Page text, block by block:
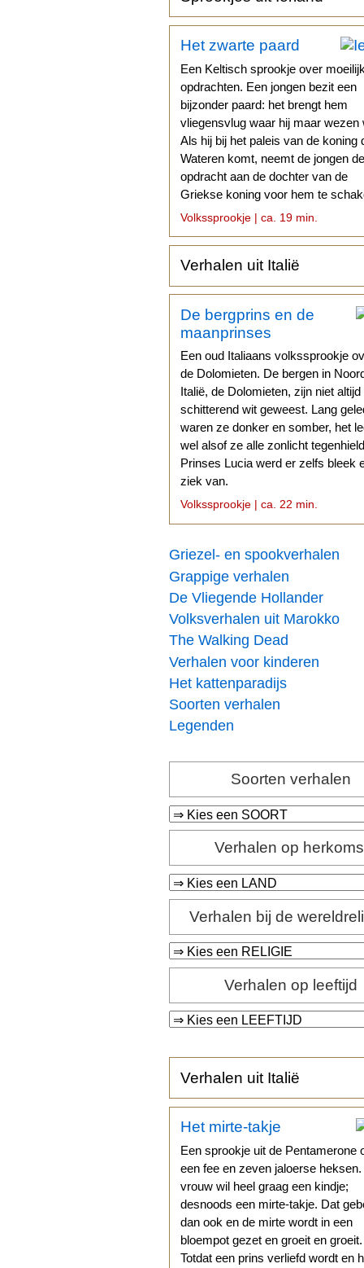
Het zwarte paard
Een Keltisch sprookje over
opdrachten. Een jongen bezit een
bijzonder paard: het brengt hem
vliegensvlug waar hij maar wezen
Als hij bij het paleis van de koning
Wateren komt, neemt de jongen de
opdracht aan de dochter van de
Griekse koning voor hem te
Volkssprookje | ca. 19 min.
Verhalen uit Italië
De bergprins en de
maanprinses
Een oud Italiaans volkssprookje
de Dolomieten. De bergen in
Italië, de Dolomieten, zijn niet altijd
schitterend wit geweest. Lang
waren ze donker en somber, het
wel alsof ze alle zonlicht
Prinses Lucia werd er zelfs bleek
ziek van.
Volkssprookje | ca. 22 min.
Griezel- en spookverhalen
Grappige verhalen
De Vliegende Hollander
Volksverhalen uit Marokko
The Walking Dead
Verhalen voor kinderen
Het kattenparadijs
Soorten verhalen
Legenden
Soorten verhalen
Verhalen op
Verhalen bij de
Verhalen op leeftijd
Verhalen uit Italië
Het mirte-takje
Een sprookje uit de Pentamerone
een fee en zeven jaloerse
vrouw wil heel graag een kindje;
desnoods een mirte-takje. Dat
dan ook en de mirte wordt in een
bloempot gezet en groeit en groeit.
Totdat een prins verliefd wordt en